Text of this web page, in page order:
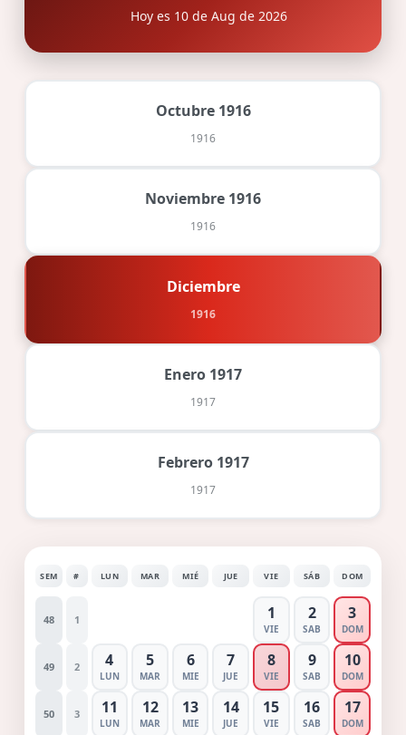
Hoy es 10 de Aug de 2026
Octubre 1916
1916
Noviembre 1916
1916
Diciembre
1916
Enero 1917
1917
Febrero 1917
1917
SEM # LUN MAR MIÉ JUE VIE SÁB DOM
48 1 1
VIE
2
SAB
3
DOM
49 2 4
LUN
5
MAR
6
MIE
7
JUE
8
VIE
9
SAB
10
DOM
50 3 11
LUN
12
MAR
13
MIE
14
JUE
15
VIE
16
SAB
17
DOM